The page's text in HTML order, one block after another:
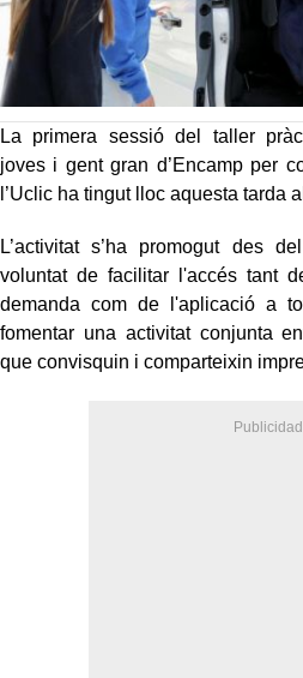
La primera sessió del taller
joves i gent gran d’Encamp per
l’Uclic ha tingut lloc aquesta tarda
L’activitat s’ha promogut des
voluntat de facilitar l'accés tant
demanda com de l'aplicació a
fomentar una activitat conjunta
que convisquin i comparteixin